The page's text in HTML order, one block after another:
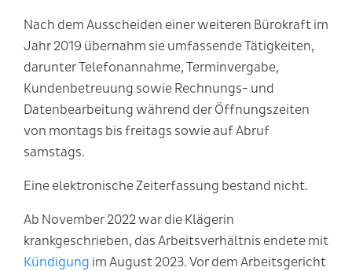
Nach dem Ausscheiden einer weiteren Bürokraft im
Jahr 2019 übernahm sie umfassende Tätigkeiten,
darunter Telefonannahme, Terminvergabe,
Kundenbetreuung sowie Rechnungs- und
Datenbearbeitung während der Öffnungszeiten
von montags bis freitags sowie auf Abruf
samstags.
Eine elektronische Zeiterfassung bestand nicht.
Ab November 2022 war die Klägerin
krankgeschrieben, das Arbeitsverhältnis endete mit
Kündigung im August 2023. Vor dem Arbeitsgericht